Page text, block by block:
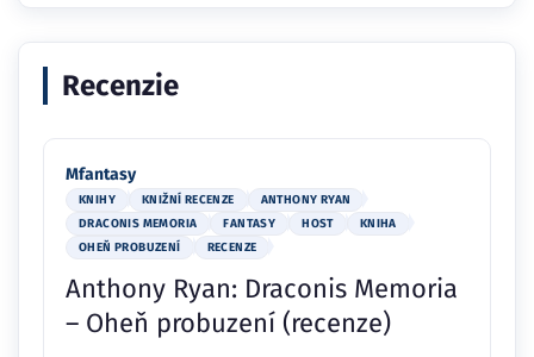
Recenzie
Mfantasy
KNIHY KNIŽNÍ RECENZE
ANTHONY RYAN
DRACONIS MEMORIA
FANTASY HOST
KNIHA
OHEŇ PROBUZENÍ
RECENZE
Anthony Ryan: Draconis Memoria
– Oheň probuzení (recenze)